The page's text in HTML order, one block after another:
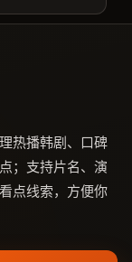
热播韩剧、口碑
；支持片名、演
点线索，方便你